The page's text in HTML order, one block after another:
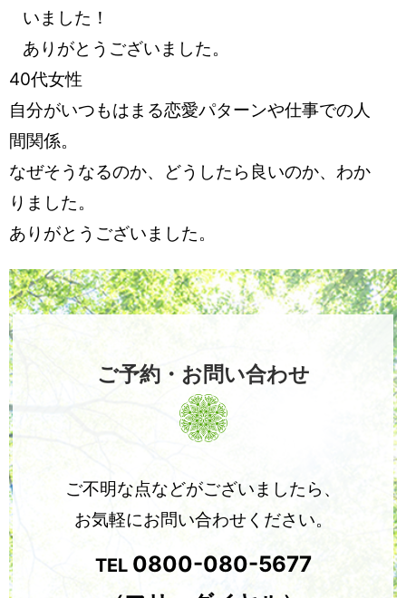
いました！
ありがとうございました。
40代女性
自分がいつもはまる恋愛パターンや仕事での人
間関係。
なぜそうなるのか、どうしたら良いのか、わか
りました。
ありがとうございました。
ご予約・お問い合わせ
ご不明な点などがございましたら、
お気軽にお問い合わせください。
TEL 0800-080-5677